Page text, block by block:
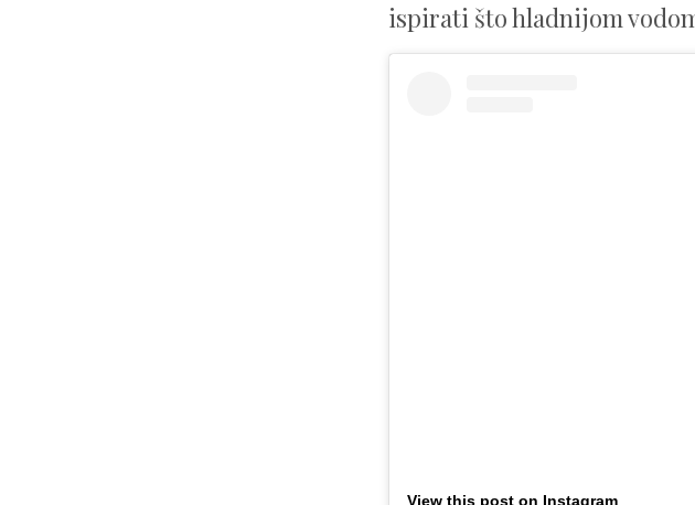
ispirati što hladnijom
View this post on Instagram